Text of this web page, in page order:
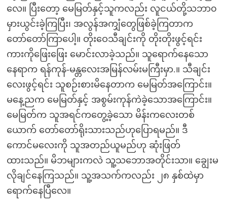
လေ။ ပြီးတော့ မေမြတ်နှင့်သူကလည်း လူငယ်တို့သဘာ၀
မှားယွင်းခဲ့ကြပြီး၊ အလွန်အကျှံတွေဖြစ်ခဲ့ကြတာက
တော်တော်ကြာပေါ့။ တိုးဝေသီချင်းကို တိုးတိုးဖွင့်ရင်း
ကားကိုဖြေးဖြေး မောင်းလာခဲ့သည်။ သူရောက်နေသော
နေရာက ရန်ကုန်-မန္တလေးအမြန်လမ်းမကြီးမှာ.။ သီချင်း
လေးဖွင့်ရင်း သူစဉ်းစားမိနေတာက မေမြတ်အကြောင်း။
မနေ့ညက မေမြတ်နှင့် အစွမ်းကုန်ကဲခဲ့သောအကြောင်း။
မေမြတ်က သူအရင်ကတွေ့ခဲ့သော မိန်းကလေးတစ်
ယောက် တော်တော်ရိုးသားသည်ဟုပြောရမည်။ ဒီ
ကောင်မလေးကို သူအတည်ယူမည်ဟု ဆုံးဖြတ်
ထားသည်။ မိဘများကလဲ သူ့သဘောအတိုင်းသာ။ ချွေးမ
လိုချင်နေကြသည်။ သူ့အသက်ကလည်း ၂၈ နှစ်ထဲမှာ
ရောက်နေပြီလေ။